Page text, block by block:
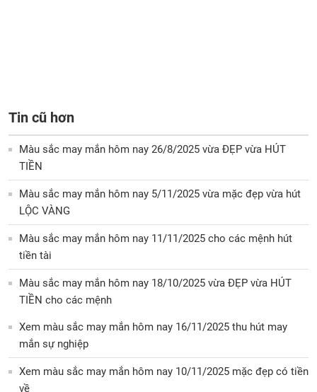
Tin cũ hơn
Màu sắc may mắn hôm nay 26/8/2025 vừa ĐẸP vừa HÚT
TIỀN
Màu sắc may mắn hôm nay 5/11/2025 vừa mặc đẹp vừa hút
LỘC VÀNG
Màu sắc may mắn hôm nay 11/11/2025 cho các mệnh hút
tiền tài
Màu sắc may mắn hôm nay 18/10/2025 vừa ĐẸP vừa HÚT
TIỀN cho các mệnh
Xem màu sắc may mắn hôm nay 16/11/2025 thu hút may
mắn sự nghiệp
Xem màu sắc may mắn hôm nay 10/11/2025 mặc đẹp có tiền
về